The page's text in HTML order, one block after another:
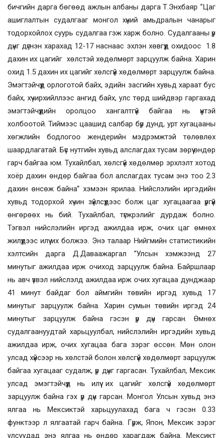
бичгийн дарга бөгөөд ажлын албаны дарга Т.Энхбаяр “Цаг
ашиглалтын судалгааг монгол хүний амьдралын чанарыг
тодорхойлох суурь судалгаа гэж харж болно. Судалгааны үр
дүнг дүгнэн харахад 12-17 наснаас эхлэн хөвгүүд охидоос 1.8
дахин их цагийг хөлстэй хөдөлмөрт зарцуулж байна. Харин
охид 1.5 дахин их цагийг хөлсгүй хөдөлмөрт зарцуулж байна.
Эмэгтэйчүүд орлоготой байх, эдийн засгийн хувьд хараат бус
байх, хүчирхийллээс ангид байх, улс төрд шийдвэр гаргахад
эмэгтэйчүүдийн оролцоо хангалтгүй байгаа нь үүнтэй
холбоотой. Тиймээс цаашид салбар бүр дунд, урт хугацааны
хөгжлийн бодлогоо жендерийн мэдрэмжтэй төлөвлөх
шаардлагатай. Бүс нутгийн хувьд алслагдах тусам зөрүү өндөр
гарч байгаа юм. Тухайлбал, хөлсгүй хөдөлмөр эрхлэлт хотод
хоёр дахин өндөр байгаа бол алслагдах тусам энэ тоо 2.3
дахин өнсөж байна” хэмээн ярилаа. Нийслэлийн иргэдийн
хувьд тодорхой хүчин зүйлсүүдээс болж цаг хугацаагаа үргүй
өнгөрөөх нь бий. Тухайлбал, түгжрэлийг дурдаж болно.
Тэгвэл нийслэлийн иргэд ажилдаа ирж, очих цаг өмнөх
жилүүдээс илүү их болжээ. Энэ талаар Нийгмийн статистикийн
хэлтсийн дарга Д.Даваажаргал “Улсын хэмжээнд 27
минутыг ажилдаа ирж очиход зарцуулж байна. Байршлаар
нь авч үзвэл нийслэлд ажилдаа ирж очих хугацаа дунджаар
41 минут байдаг бол аймгийн төвийн иргэд хувьд 17
минутыг зарцуулж байна. Харин сумын төвийн иргэд 24
минутыг зарцуулж байна гэсэн үр дүн гарсан. Өмнөх
судалгаануудтай харьцуулбал, нийслэлийн иргэдийн хувьд
ажилдаа ирж, очих хугацаа бага зэрэг өссөн. Мөн олон
улсад хүйсээр нь хөлстэй болон хөлсгүй хөдөлмөрт зарцуулж
байгаа хугацааг судалж, үр дүнг гаргасан. Тухайлбал, Мексик
улсад эмэгтэйчүүд нь илүү их цагийг хөлсгүй хөдөлмөрт
зарцуулж байна гэх үр дүн гарсан. Монгол Улсын хувьд энэ
ялгаа нь Мексиктэй харьцуулахад бага ч гэсэн 0.33
функтээр л ялгаатай гарч байна. Гүрж, Япон, Мексик зэрэг
улсуудад энэ ялгаа нь өндөр харагдаж байна. Мексикт